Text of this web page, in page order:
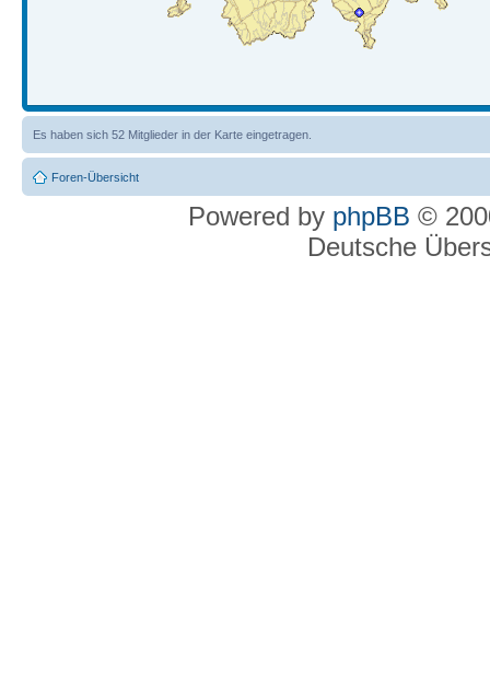
Es haben sich 52 Mitglieder in der Karte eingetragen.
Foren-Übersicht
Powered by phpBB ©
Deutsche